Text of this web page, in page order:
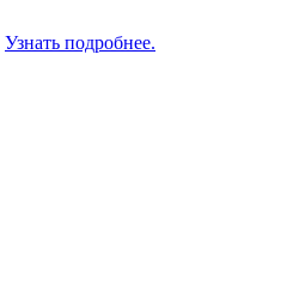
Узнать подробнее.